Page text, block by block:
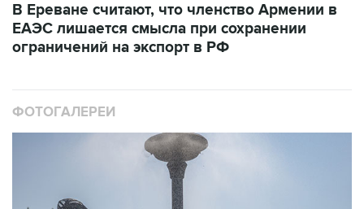
В Ереване считают, что членство Армении в
ЕАЭС лишается смысла при сохранении
ограничений на экспорт в РФ
ФОТОГАЛЕРЕИ